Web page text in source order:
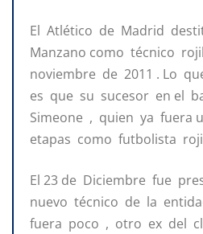
El Atlético de Madrid
Manzano como técnico
noviembre de 2011 . Lo
es que su sucesor en el
Simeone , quien ya fuera
etapas como futbolista
El 23 de Diciembre fue
nuevo técnico de la
fuera poco , otro ex del